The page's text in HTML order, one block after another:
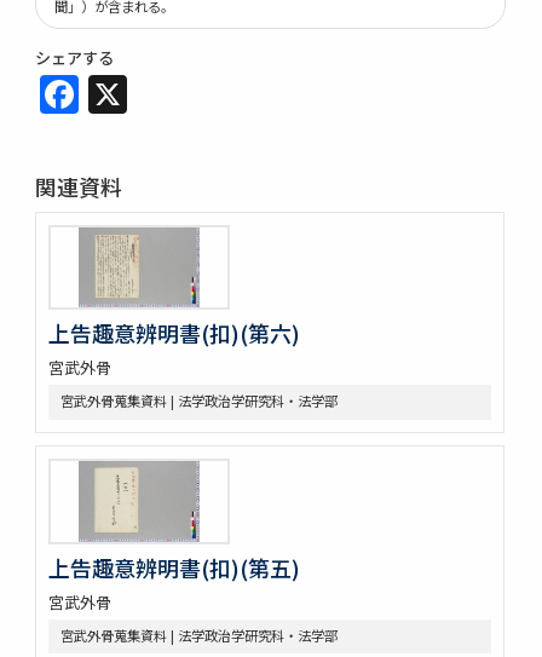
聞」）が含まれる。
シェアする
Facebook
関連資料
上告趣意辨明書(扣)(第六)
宮武外骨
宮武外骨蒐集資料 | 法学政治学研究科・法学部
上告趣意辨明書(扣)(第五)
宮武外骨
宮武外骨蒐集資料 | 法学政治学研究科・法学部